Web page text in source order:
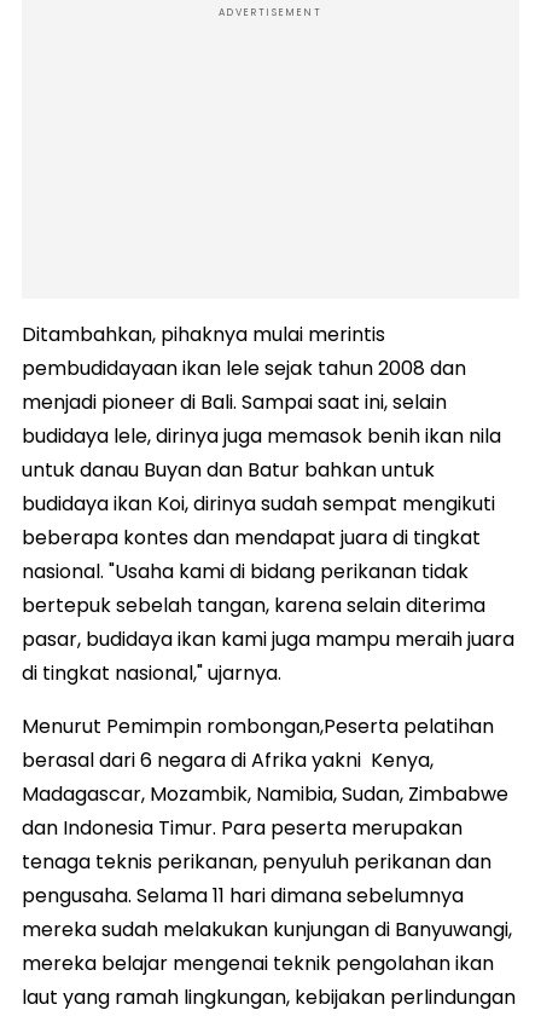
ADVERTISEMENT
Ditambahkan, pihaknya mulai merintis
pembudidayaan ikan lele sejak tahun 2008 dan
menjadi pioneer di Bali. Sampai saat ini, selain
budidaya lele, dirinya juga memasok benih ikan nila
untuk danau Buyan dan Batur bahkan untuk
budidaya ikan Koi, dirinya sudah sempat mengikuti
beberapa kontes dan mendapat juara di tingkat
nasional. "Usaha kami di bidang perikanan tidak
bertepuk sebelah tangan, karena selain diterima
pasar, budidaya ikan kami juga mampu meraih juara
di tingkat nasional," ujarnya.
Menurut Pemimpin rombongan,Peserta pelatihan
berasal dari 6 negara di Afrika yakni Kenya,
Madagascar, Mozambik, Namibia, Sudan, Zimbabwe
dan Indonesia Timur. Para peserta merupakan
tenaga teknis perikanan, penyuluh perikanan dan
pengusaha. Selama 11 hari dimana sebelumnya
mereka sudah melakukan kunjungan di Banyuwangi,
mereka belajar mengenai teknik pengolahan ikan
laut yang ramah lingkungan, kebijakan perlindungan